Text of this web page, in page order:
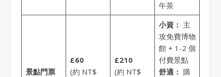
午茶
景點門票
£60
(約 NT$
£210
(約 NT$
小資： 主
攻免費博物
館 + 1-2 個
付費景點
舒適： 購